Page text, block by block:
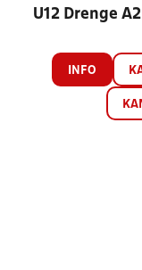
U12 Drenge
INFO